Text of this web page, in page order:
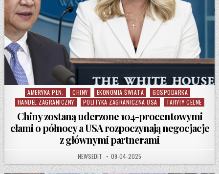
Posted in
AMERYKA PŁN. CHINY EKONOMIA ŚWIATA
GOSPODARKA
HANDEL ZAGRANICZNY
POLITYKA ZAGRANICZNA USA TARYFY CELNE
Chiny zostaną uderzone 104-procentowymi
cłami o północy a USA rozpoczynają negocjacje
z głównymi partnerami
AUTHOR:
NEWSEDIT PUBLISHED DATE:
09-04-2025